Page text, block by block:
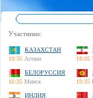
Участники:
КАЗАХСТАН
19:35 Астана
18:05
БЕЛОРУССИЯ
16:35 Минск
19:35
ИНДИЯ